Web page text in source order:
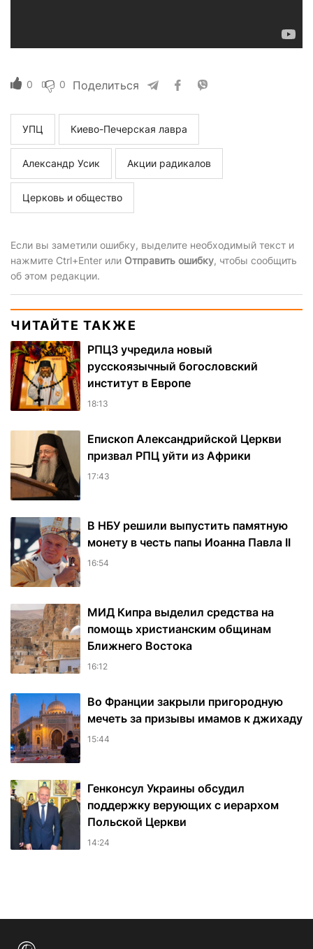
0 0 Поделиться
УПЦ Киево-Печерская лавра
Александр Усик Акции радикалов
Церковь и общество
Если вы заметили ошибку, выделите необходимый текст и
нажмите Ctrl+Enter или Отправить ошибку, чтобы сообщить
об этом редакции.
ЧИТАЙТЕ ТАКЖЕ
РПЦЗ учредила новый
русскоязычный богословский
институт в Европе
18:13
Епископ Александрийской Церкви
призвал РПЦ уйти из Африки
17:43
В НБУ решили выпустить памятную
монету в честь папы Иоанна Павла II
16:54
МИД Кипра выделил средства на
помощь христианским общинам
Ближнего Востока
16:12
Во Франции закрыли пригородную
мечеть за призывы имамов к джихаду
15:44
Генконсул Украины обсудил
поддержку верующих с иерархом
Польской Церкви
14:24